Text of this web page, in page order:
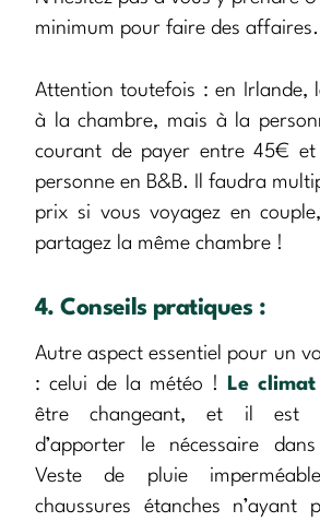
minimum pour faire des affaires.
Attention toutefois : en Irlande,
à la chambre, mais à la
courant de payer entre 45€
personne en B&B. Il faudra
prix si vous voyagez en
partagez la même chambre !
4. Conseils pratiques :
Autre aspect essentiel pour un
: celui de la météo !
Le
être changeant, et il est
d’apporter le nécessaire
Veste de pluie
chaussures étanches